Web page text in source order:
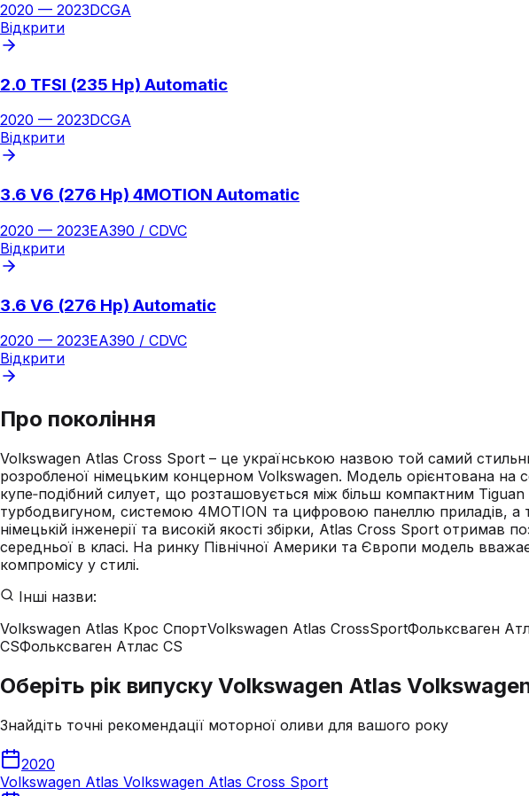
2020 — 2023DCGA
Відкрити
2.0 TFSI (235 Hp) Automatic
2020 — 2023DCGA
Відкрити
3.6 V6 (276 Hp) 4MOTION Automatic
2020 — 2023EA390 / CDVC
Відкрити
3.6 V6 (276 Hp) Automatic
2020 — 2023EA390 / CDVC
Відкрити
Про покоління
Volkswagen Atlas Cross Sport – це українською назвою той самий
розробленої німецьким концерном Volkswagen. Модель орієнтована на
купе‑подібний силует, що розташовується між більш компактним
турбодвигуном, системою 4MOTION та цифровою панеллю приладів,
німецькій інженерії та високій якості збірки, Atlas Cross Sport отримав
середньої в класі. На ринку Північної Америки та Європи модель
компромісу у стилі.
Інші назви:
Volkswagen Atlas Крос СпортVolkswagen Atlas CrossSportФольксваген
CSФольксваген Атлас CS
Оберіть рік випуску Volkswagen Atlas
Знайдіть точні рекомендації моторної оливи для вашого року
2020
Volkswagen Atlas Volkswagen Atlas Cross Sport